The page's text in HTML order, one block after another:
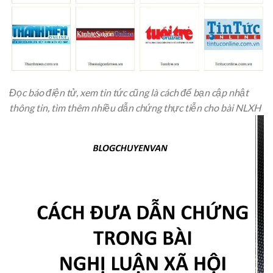
Đọc báo điện tử, xem tin tức cũng là cách để bạn cập nhật
thông tin, tìm thêm nhiều dẫn chứng thực tiễn cho bài NLXH